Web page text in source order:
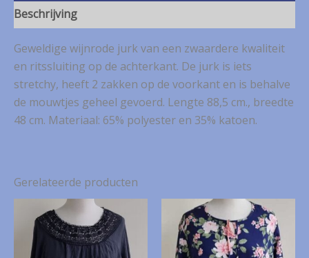
Beschrijving
Geweldige wijnrode jurk van een zwaardere kwaliteit
en ritssluiting op de achterkant. De jurk is iets
stretchy, heeft 2 zakken op de voorkant en is behalve
de mouwtjes geheel gevoerd. Lengte 88,5 cm., breedte
48 cm. Materiaal: 65% polyester en 35% katoen.
Gerelateerde producten